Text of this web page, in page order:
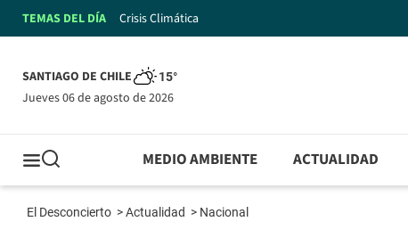
TEMAS DEL DÍA Crisis Climática
SANTIAGO DE CHILE 15°
jueves 06 de agosto de 2026
MEDIO AMBIENTE ACTUALIDAD
El Desconcierto >Actualidad > Nacional